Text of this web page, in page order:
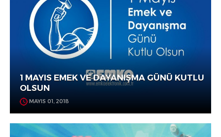
1 MAYIS EMEK VE DAYANIŞMA GÜNÜ KUTLU
OLSUN
MAYIS 01, 2018